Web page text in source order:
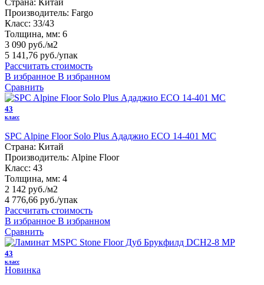
Производитель: Fargo
Класс: 33/43
Толщина, мм: 6
3 090 руб./м2
5 141,76 руб./упак
Рассчитать стоимость
В избранное В избранном
Сравнить
43
класс
SPC Alpine Floor Solo Plus Ададжио ЕСО 14-401 MC
Страна: Китай
Производитель: Alpine Floor
Класс: 43
Толщина, мм: 4
2 142 руб./м2
4 776,66 руб./упак
Рассчитать стоимость
В избранное В избранном
Сравнить
43
класс
Новинка